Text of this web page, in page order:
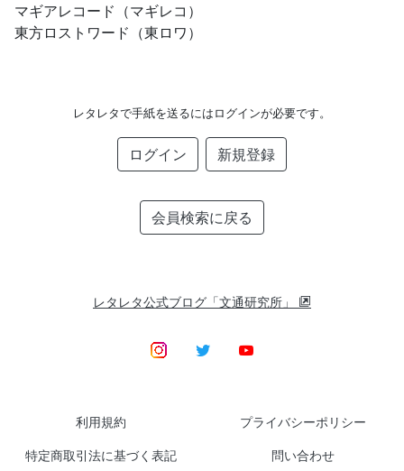
マギアレコード（マギレコ）
東方ロストワード（東ロワ）
レタレタで手紙を送るにはログインが必要です。
ログイン 新規登録
会員検索に戻る
レタレタ公式ブログ「文通研究所」
利用規約 プライバシーポリシー
特定商取引法に基づく表記 問い合わせ